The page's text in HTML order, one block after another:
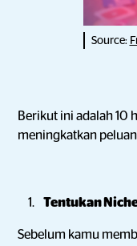
Source:
Berikut ini adalah 10
meningkatkan
Tentukan
Sebelum kamu